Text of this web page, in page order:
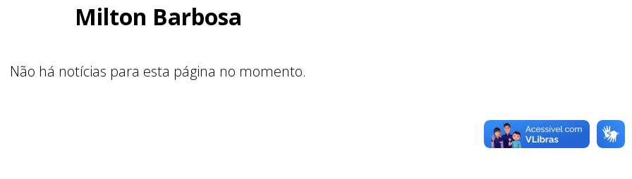
Milton Barbosa
Não há notícias para esta página no momento.